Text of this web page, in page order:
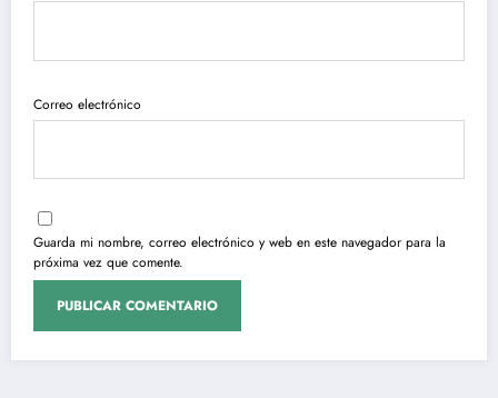
Correo electrónico
Guarda mi nombre, correo electrónico y web en este navegador para la
próxima vez que comente.